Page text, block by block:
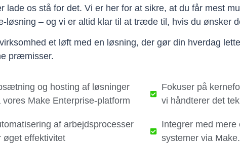
lade os stå for det. Vi er her for at sikre, at du får mest
løsning – og vi er altid klar til at træde til, hvis du ønsker
et løft med en løsning, der gør din hverdag
præmisser.
og hosting af løsninger
vores Make Enterprise-platform
af arbejdsprocesser
øget effektivitet
Fokuser på
vi håndterer det
Integrer med mere
systemer via